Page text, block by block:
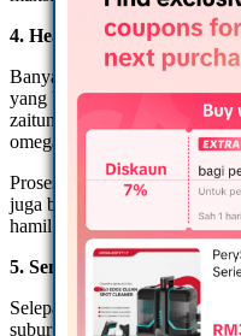
4. Healthy Fat
Banyak kategori makanan
yang baik untuk tubuh badan
zaitun, ikan salmon dan
omega 3.
Proses pengeluaran insulin
juga boleh mempercepatkan
hamil.
5. Semak waktu subur
Selepas 14 hari tempoh
subur bagi seorang wanita